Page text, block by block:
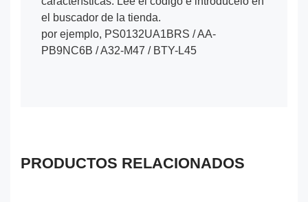
el buscador de la tienda.
por ejemplo, PS0132UA1BRS / AA-
PB9NC6B / A32-M47 / BTY-L45
PRODUCTOS RELACIONADOS